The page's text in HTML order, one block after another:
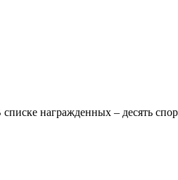
награжденных – десять